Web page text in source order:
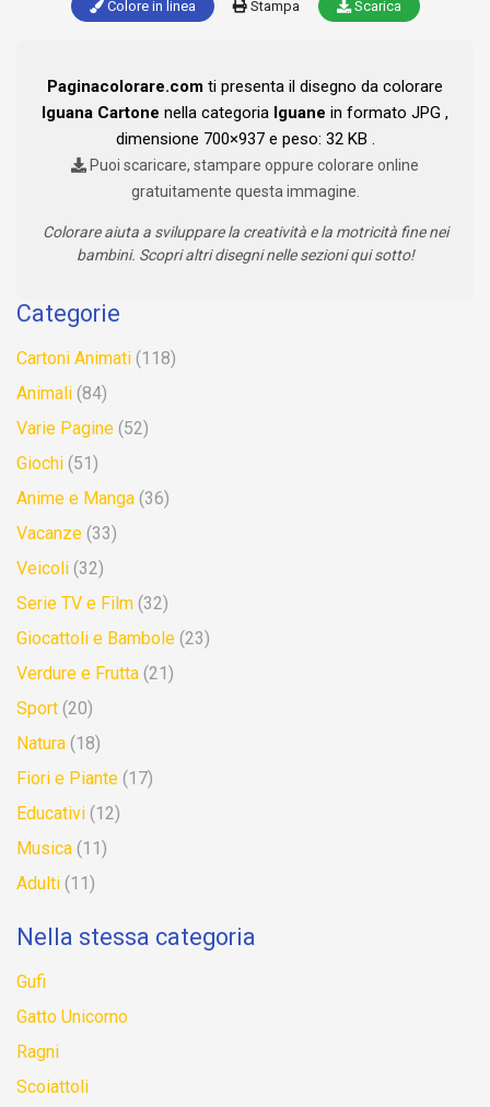
Colore in linea Stampa Scarica
Paginacolorare.com ti presenta il disegno da colorare
Iguana Cartone nella categoria Iguane in formato JPG ,
dimensione 700×937 e peso: 32 KB .
Puoi scaricare, stampare oppure colorare online
gratuitamente questa immagine.
Colorare aiuta a sviluppare la creatività e la motricità fine nei
bambini. Scopri altri disegni nelle sezioni qui sotto!
Categorie
Cartoni Animati (118)
Animali (84)
Varie Pagine (52)
Giochi (51)
Anime e Manga (36)
Vacanze (33)
Veicoli (32)
Serie TV e Film (32)
Giocattoli e Bambole (23)
Verdure e Frutta (21)
Sport (20)
Natura (18)
Fiori e Piante (17)
Educativi (12)
Musica (11)
Adulti (11)
Nella stessa categoria
Gufi
Gatto Unicorno
Ragni
Scoiattoli